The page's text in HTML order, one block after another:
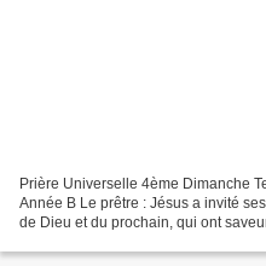
Prière Universelle 4ème Dimanche
Année B Le prêtre : Jésus a invité
de Dieu et du prochain, qui ont